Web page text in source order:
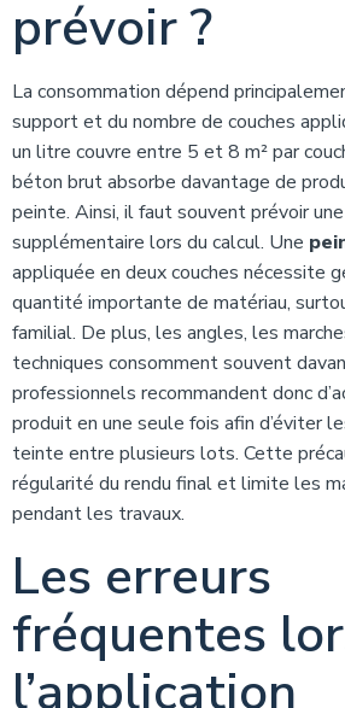
prévoir ?
La consommation dépend
support et du nombre de couches
un litre couvre entre 5 et 8 m² par
béton brut absorbe davantage de
peinte. Ainsi, il faut souvent prévoir
supplémentaire lors du calcul. Une
appliquée en deux couches nécessite
quantité importante de matériau,
familial. De plus, les angles, les
techniques consomment souvent
professionnels recommandent donc
produit en une seule fois afin d’éviter
teinte entre plusieurs lots. Cette
régularité du rendu final et limite les
pendant les travaux.
Les erreurs
fréquentes
l’application